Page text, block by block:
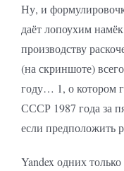
Ну, и
даёт лопоухим
производству
(на скриншоте)
году… 1, о котором
СССР 1987 года за
если предположить
Yandex одних